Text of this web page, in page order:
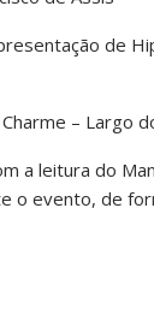
de
– Largo
a leitura do
o evento, de